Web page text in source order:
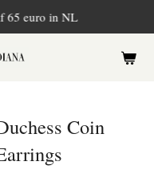
65 euro in NL
Coin